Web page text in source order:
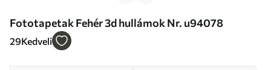
Fototapetak Fehér 3d hullámok Nr. u94078
29Kedveli